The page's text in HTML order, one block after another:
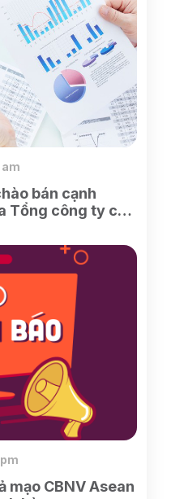
bán cạnh
Tổng công ty cổ
mạo CBNV Asean